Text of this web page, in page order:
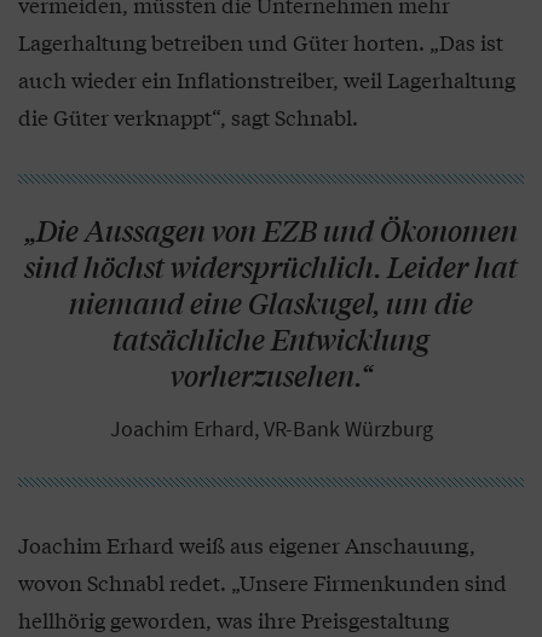
Lagerhaltung betreiben und Güter horten. „Das ist
auch wieder ein Inflationstreiber, weil Lagerhaltung
die Güter verknappt“, sagt Schnabl.
„Die Aussagen von EZB und Ökonomen
sind höchst widersprüchlich. Leider hat
niemand eine Glaskugel, um die
tatsächliche Entwicklung
vorherzusehen.“
Joachim Erhard, VR-Bank Würzburg
Joachim Erhard weiß aus eigener Anschauung,
wovon Schnabl redet. „Unsere Firmenkunden sind
hellhörig geworden, was ihre Preisgestaltung